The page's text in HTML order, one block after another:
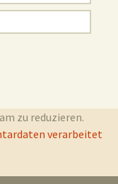
zu reduzieren.
verarbeitet